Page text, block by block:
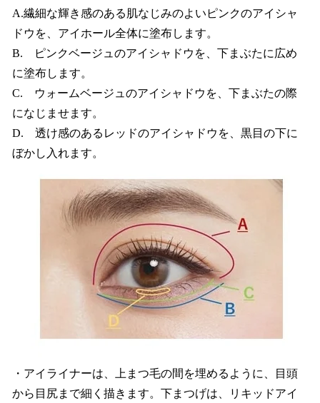
A.繊細な輝き感のある肌なじみのよいピンクのアイシャ
ドウを、アイホール全体に塗布します。
B. ピンクベージュのアイシャドウを、下まぶたに広め
に塗布します。
C. ウォームベージュのアイシャドウを、下まぶたの際
になじませます。
D. 透け感のあるレッドのアイシャドウを、黒目の下に
ぼかし入れます。
・アイライナーは、上まつ毛の間を埋めるように、目頭
から目尻まで細く描きます。下まつげは、リキッドアイ